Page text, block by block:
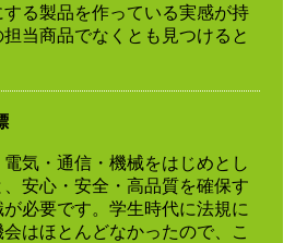
する製品を作っている実感が持
当商品でなくとも見つけると
気・通信・機械をはじめとし
安心・安全・高品質を確保す
必要です。学生時代に法規に
はほとんどなかったので、こ